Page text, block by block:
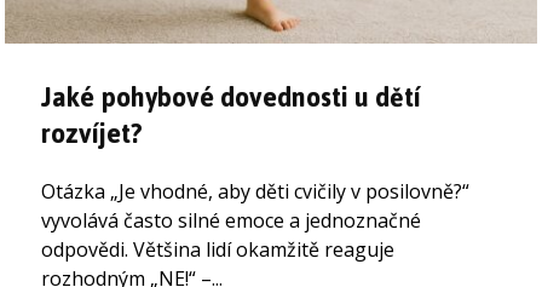
Jaké pohybové dovednosti u dětí
rozvíjet?
Otázka „Je vhodné, aby děti cvičily v posilovně?“
vyvolává často silné emoce a jednoznačné
odpovědi. Většina lidí okamžitě reaguje
rozhodným „NE!“ –...